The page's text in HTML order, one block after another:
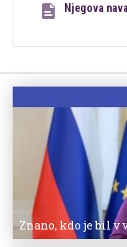
Njegova
Znano, kdo je bil v